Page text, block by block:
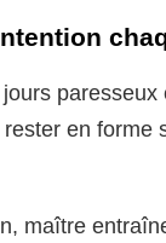
paresseux
rester en forme
maître